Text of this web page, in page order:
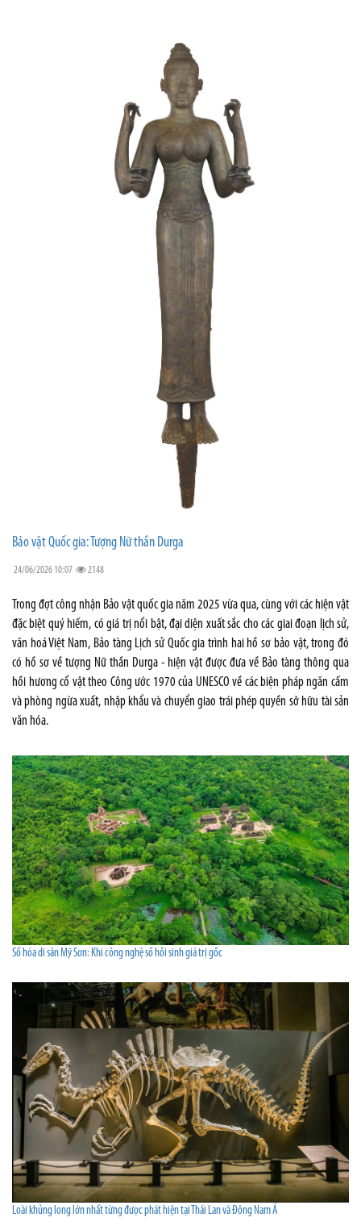
Bảo vật Quốc gia: Tượng Nữ thần Durga
24/06/2026 10:07 2148
Trong đợt công nhận Bảo vật quốc gia năm 2025 vừa qua, cùng với các hiện vật
đặc biệt quý hiếm, có giá trị nổi bật, đại diện xuất sắc cho các giai đoạn lịch sử,
văn hoá Việt Nam, Bảo tàng Lịch sử Quốc gia trình hai hồ sơ bảo vật, trong đó
có hồ sơ về tượng Nữ thần Durga - hiện vật được đưa về Bảo tàng thông qua
hồi hương cổ vật theo Công ước 1970 của UNESCO về các biện pháp ngăn cấm
và phòng ngừa xuất, nhập khẩu và chuyển giao trái phép quyền sở hữu tài sản
văn hóa.
Số hóa di sản Mỹ Sơn: Khi công nghệ số hồi sinh giá trị gốc
Loài khủng long lớn nhất từng được phát hiện tại Thái Lan và Đông Nam Á